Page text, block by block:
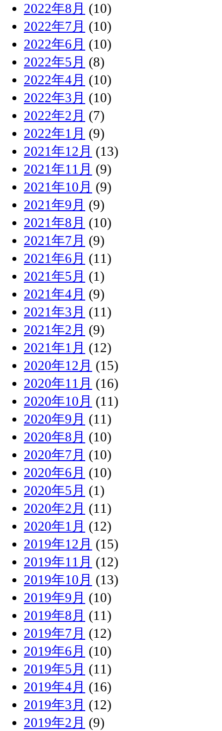
2022年8月 (10)
2022年7月 (10)
2022年6月 (10)
2022年5月 (8)
2022年4月 (10)
2022年3月 (10)
2022年2月 (7)
2022年1月 (9)
2021年12月 (13)
2021年11月 (9)
2021年10月 (9)
2021年9月 (9)
2021年8月 (10)
2021年7月 (9)
2021年6月 (11)
2021年5月 (1)
2021年4月 (9)
2021年3月 (11)
2021年2月 (9)
2021年1月 (12)
2020年12月 (15)
2020年11月 (16)
2020年10月 (11)
2020年9月 (11)
2020年8月 (10)
2020年7月 (10)
2020年6月 (10)
2020年5月 (1)
2020年2月 (11)
2020年1月 (12)
2019年12月 (15)
2019年11月 (12)
2019年10月 (13)
2019年9月 (10)
2019年8月 (11)
2019年7月 (12)
2019年6月 (10)
2019年5月 (11)
2019年4月 (16)
2019年3月 (12)
2019年2月 (9)